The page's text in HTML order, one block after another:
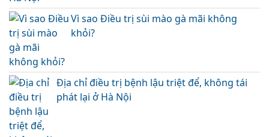
Vì sao Điều trị sùi mào gà mãi không
khỏi?
Địa chỉ điều trị bệnh lậu triệt để, không tái
phát lại ở Hà Nội